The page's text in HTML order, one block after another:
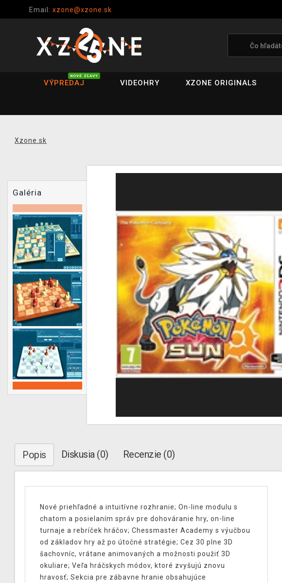
Email: xzone@xzone.sk
VÝPREDAJ
NOVÉ ZĽAVY
VIDEOHRY XZONE ORIGINALS
Xzone.sk
Galéria
Popis Diskusia (0) Recenzie (0)
Nové priehľadné a intuitívne rozhranie; On-line modulu s
chatom a posielaním správ pre dohováranie hry, on-line
turnaje a rebríček hráčov; Chessmaster Academy s výučbou
od základov hry až po útočné stratégie; Cez 30 plne 3D
šachovníc, vrátane animovaných a možnosti použiť 3D
okuliare; Veľa hráčskych módov, ktoré zvyšujú znovu
hravosť; Sekcia pre zábavne hranie obsahujúce